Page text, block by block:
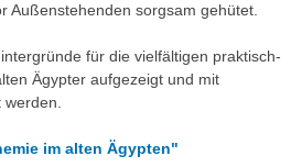
Außenstehenden sorgsam gehütet.
für die vielfältigen praktisch-
Ägypter aufgezeigt und mit
im alten Ägypten"